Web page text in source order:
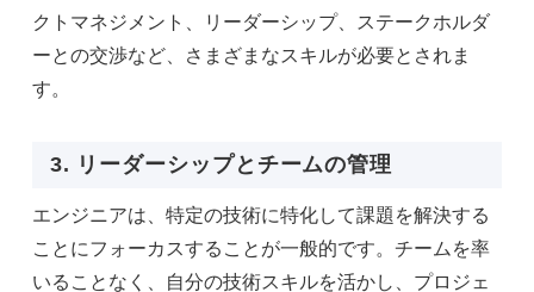
クトマネジメント、リーダーシップ、ステークホルダ
ーとの交渉など、さまざまなスキルが必要とされま
す。
3. リーダーシップとチームの管理
エンジニアは、特定の技術に特化して課題を解決する
ことにフォーカスすることが一般的です。チームを率
いることなく、自分の技術スキルを活かし、プロジェ